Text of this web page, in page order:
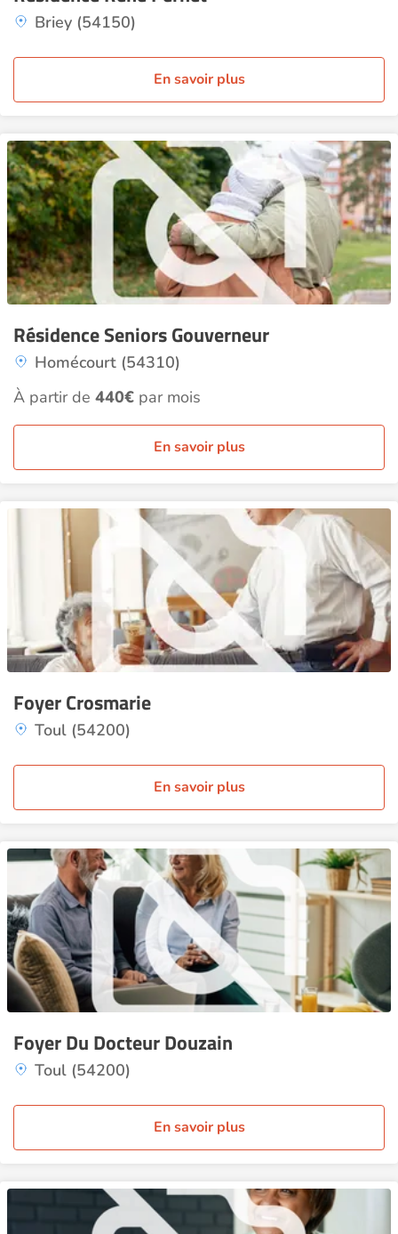
Briey (54150)
En savoir plus
Résidence Seniors Gouverneur
Homécourt (54310)
À partir de 440€ par mois
En savoir plus
Foyer Crosmarie
Toul (54200)
En savoir plus
Foyer Du Docteur Douzain
Toul (54200)
En savoir plus